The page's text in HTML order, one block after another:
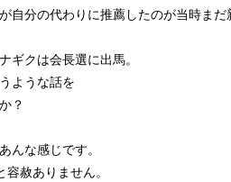
自分の代わりに推薦したのが当時まだ
ギクは会長選に出馬。
ような話を
？
んな感じです。
赦ありません。